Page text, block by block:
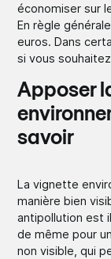
économiser sur
En règle
euros. Dans
si vous
Apposer
savoir
La vignette
manière bien
antipollution est
de même pour
non visible, qui